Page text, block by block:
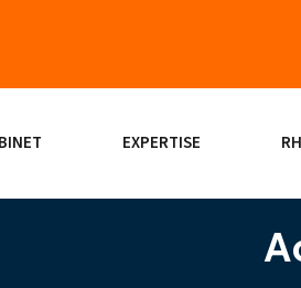
EXPERTISE RH